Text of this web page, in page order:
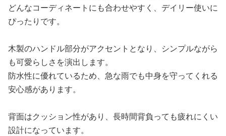
どんなコーディネートにも合わせやすく、デイリー使いに
ぴったりです。
木製のハンドル部分がアクセントとなり、シンプルながら
も可愛らしさを演出します。
防水性に優れているため、急な雨でも中身を守ってくれる
安心感があります。
背面はクッション性があり、長時間背負っても疲れにくい
設計になっています。